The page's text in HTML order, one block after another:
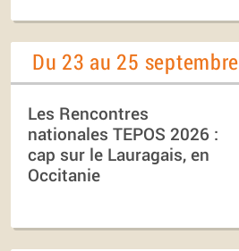
Du 23 au 25 septembre
Les Rencontres
nationales TEPOS 2026 :
cap sur le Lauragais, en
Occitanie